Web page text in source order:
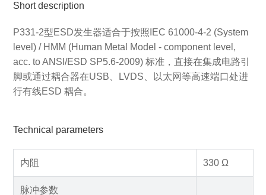
Short description
P331-2型ESD发生器适合于按照IEC 61000-4-2 (System
level) / HMM (Human Metal Model - component level,
acc. to ANSI/ESD SP5.6-2009) 标准，直接在集成电路引
脚或通过耦合器在USB、LVDS、以太网等高速端口处进
行有线ESD 耦合。
Technical parameters
内阻 330 Ω
脉冲参数